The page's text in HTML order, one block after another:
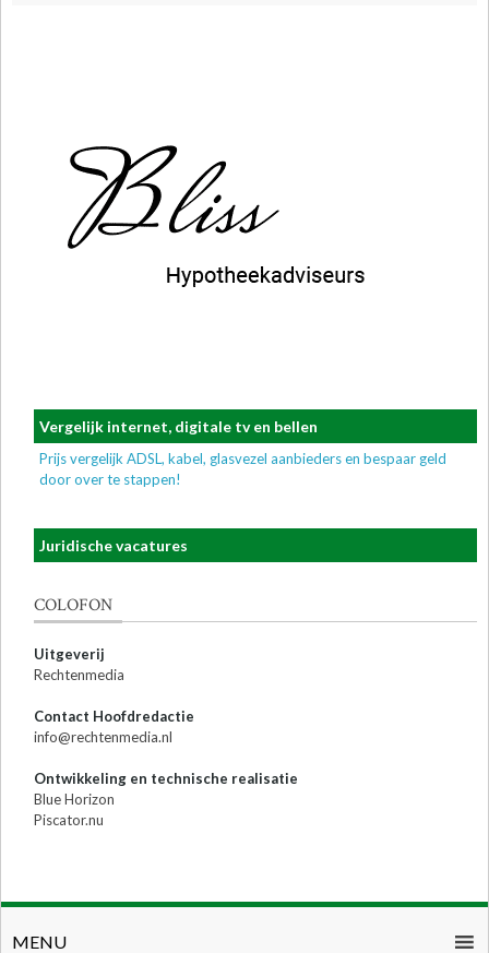
Vergelijk internet, digitale tv en bellen
Prijs vergelijk ADSL, kabel, glasvezel aanbieders en bespaar geld
door over te stappen!
Juridische vacatures
COLOFON
Uitgeverij
Rechtenmedia
Contact Hoofdredactie
info@rechtenmedia.nl
Ontwikkeling en technische realisatie
Blue Horizon
Piscator.nu
MENU